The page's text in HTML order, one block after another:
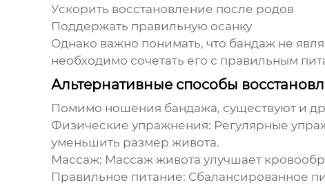
Ускорить восстановление после родов
Поддержать правильную осанку
Однако важно понимать, что бандаж не
необходимо сочетать его с правильным
Альтернативные способы
Помимо ношения бандажа, существуют и
Физические упражнения: Регулярные
уменьшить размер живота.
Массаж: Массаж живота улучшает
Правильное питание: Сбалансированное